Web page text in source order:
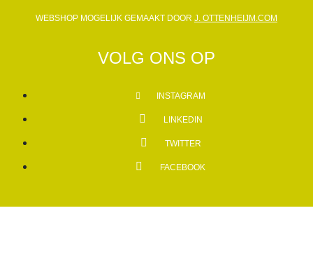
WEBSHOP MOGELIJK GEMAAKT DOOR J. OTTENHEIJM.COM
VOLG ONS OP
INSTAGRAM
LINKEDIN
TWITTER
FACEBOOK